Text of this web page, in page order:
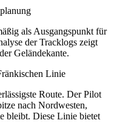
als Ausgangspunkt für
der Tracklogs zeigt
Geländekante.
Linie
Route. Der Pilot
nach Nordwesten,
bleibt. Diese Linie bietet